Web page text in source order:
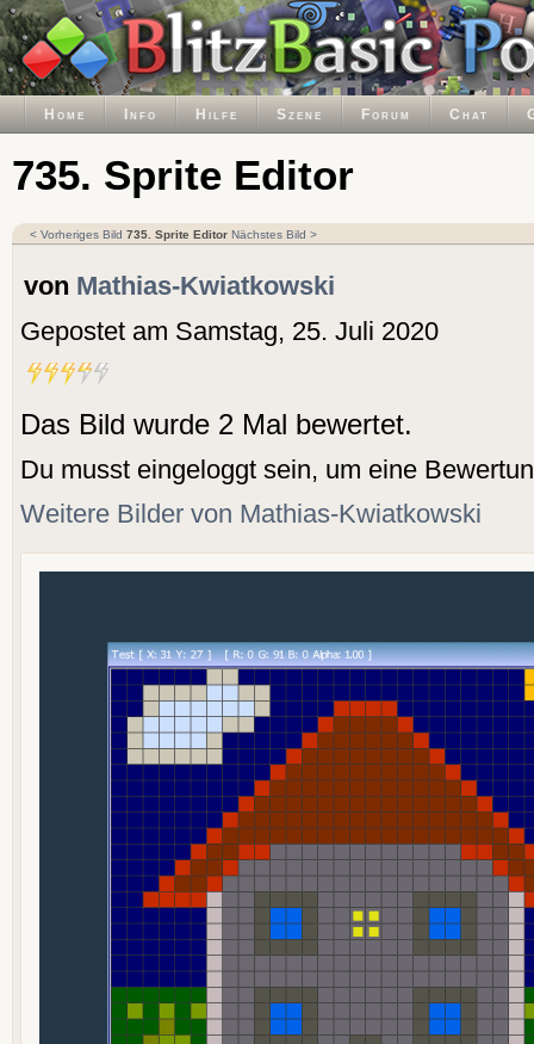
Home Info Hilfe Szene Forum Chat
735. Sprite Editor
< Vorheriges Bild 735. Sprite Editor Nächstes Bild >
von Mathias-Kwiatkowski
Gepostet am Samstag, 25. Juli 2020
Das Bild wurde 2 Mal bewertet.
Du musst eingeloggt sein, um eine
Weitere Bilder von Mathias-Kwiatkowski